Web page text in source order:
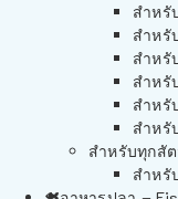
สำหรั
สำหรั
สำหรั
สำหรั
สำหรั
สำหรั
สำหรับทุกสั
สำหรั